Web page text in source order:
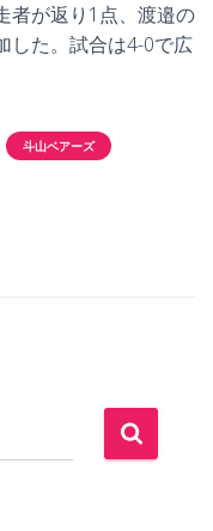
者が返り1点、渡邉の
した。試合は4-0で広
斗山ベアーズ